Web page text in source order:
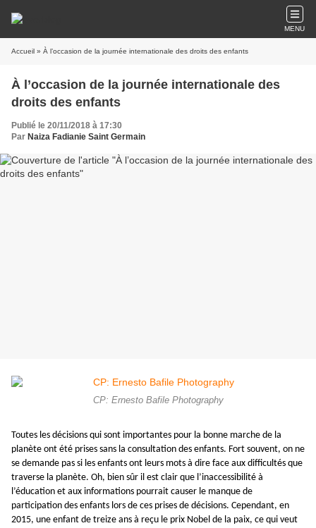
MENU
Accueil » À l’occasion de la journée internationale des droits des enfants
À l’occasion de la journée internationale des
droits des enfants
Publié le 20/11/2018 à 17:30
Par Naiza Fadianie Saint Germain
CP: Ernesto Bafile Photography
Toutes les décisions qui sont importantes pour la bonne marche de la
planète ont été prises sans la consultation des enfants. Fort souvent, on ne
se demande pas si les enfants ont leurs mots à dire face aux difficultés que
traverse la planète. Oh, bien sûr il est clair que l’inaccessibilité à
l’éducation et aux informations pourrait causer le manque de
participation des enfants lors de ces prises de décisions. Cependant, en
2015, une enfant de treize ans à reçu le prix Nobel de la paix, ce qui veut